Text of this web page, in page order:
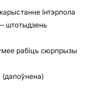
Інтэрпола
штотыдзень
рабіць сюрпрызы
(дапоўнена)